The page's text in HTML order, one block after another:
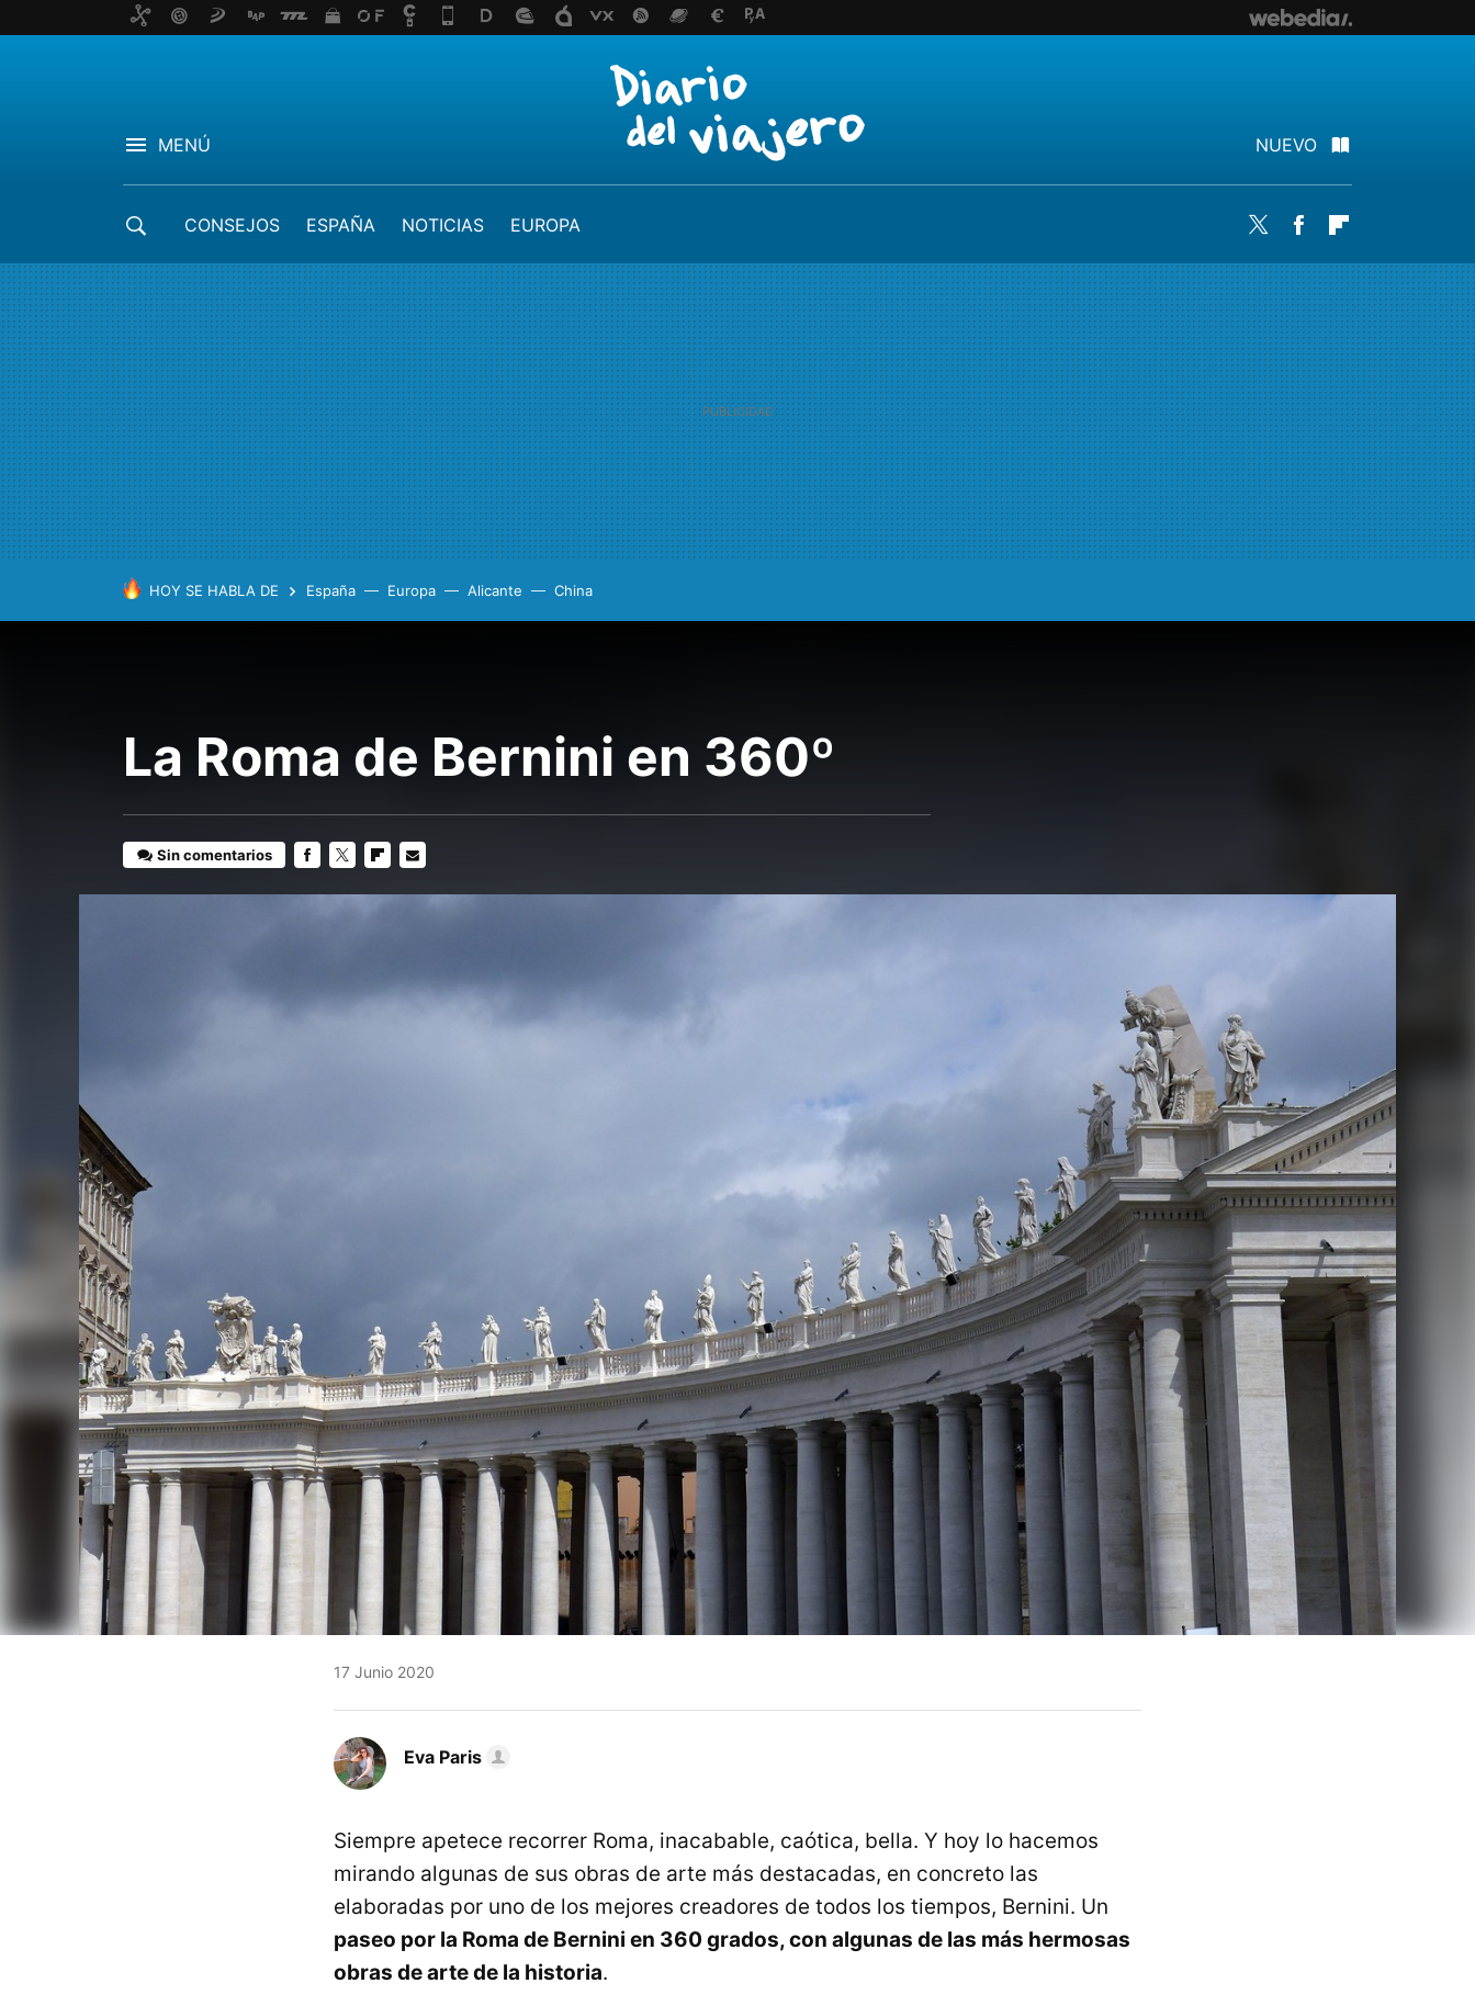
MENÚ NUEVO
CONSEJOS ESPAÑA NOTICIAS EUROPA Twitter Facebook
HOY SE HABLA DE España Europa Alicante China
La Roma de Bernini en 360º
Sin comentarios
17 Junio 2020
Eva Paris
Siempre apetece recorrer Roma, inacabable, caótica, bella. Y hoy lo hacemos
mirando algunas de sus obras de arte más destacadas, en concreto las
elaboradas por uno de los mejores creadores de todos los tiempos, Bernini. Un
paseo por la Roma de Bernini en 360 grados, con algunas de las más hermosas
obras de arte de la historia.